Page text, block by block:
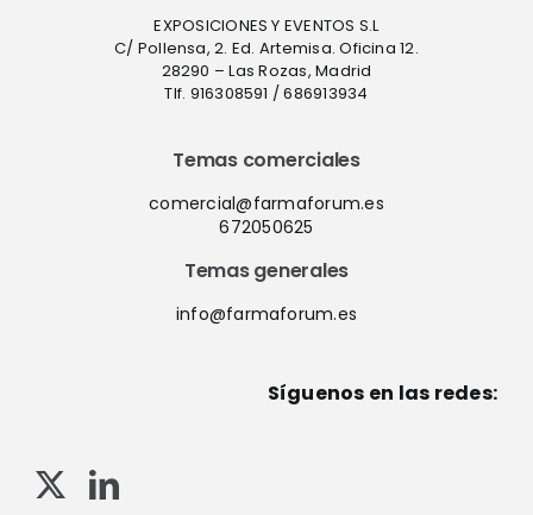
EXPOSICIONES Y EVENTOS S.L
C/ Pollensa, 2. Ed. Artemisa. Oficina 12.
28290 – Las Rozas, Madrid
Tlf. 916308591 / 686913934
Temas comerciales
comercial@farmaforum.es
672050625
Temas generales
info@farmaforum.es
Síguenos en las redes: